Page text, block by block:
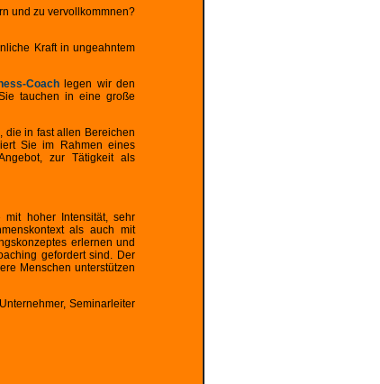
und zu vervollkommnen?
Kraft in ungeahntem
Coachlegen wir den
tauchen in eine große
die in fast allen Bereichen
Sie im Rahmen eines
zur Tätigkeit als
hoher Intensität, sehr
als auch mit
erlernen und
gefordert sind. Der
Menschen unterstützen
Seminarleiter